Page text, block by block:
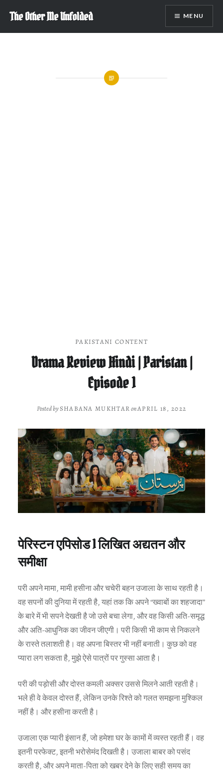
content
The Other Me Unfolded MENU
PAKISTANI CONTENT
Drama Review Hindi | Paristan |
Episode 1
Posted bySHABANA MUKHTARonAPRIL 18, 2022
पेरिस्टन एपिसोड 1 लिखित अद्यतन और
समीक्षा
परी अपने मामा, मामी हसीना और चचेरी बहन उजाला के साथ रहती है।
वह सपनों की दुनिया में रहती है, यहां तक ​​कि अपने “ख्वाबों का शहजादा”
के बारे में भी सपने देखती है जो उसे बचा लेगा, और वह किसी अति-समृद्ध
और अति-आधुनिक का जीवन जीएगी। परी किसी भी काम से निकलने
के रास्ते तलाशती है। वह अपना बिस्तर भी नहीं बनाती। कुछ को वह
प्यारा लग सकता है, मुझे ऐसे पात्रों पर गुस्सा आता है।
परी की पड़ोसी और दोस्त कमली अक्सर उससे मिलने आती रहती है।
भले ही वे केवल दोस्त हैं, लेकिन उनके रिश्ते को गलत समझना मुश्किल
नहीं है। और हसीना करती है।
उजाला एक प्यारी इंसान हैं, जो हमेशा घर के कामों में व्यस्त रहती हैं। वह
इतनी परफेक्ट, इतनी भरोसेमंद दिखती है। उजाला बाबर को पसंद
करती है, और अपने माता-पिता को खबर देने के लिए सही समय का